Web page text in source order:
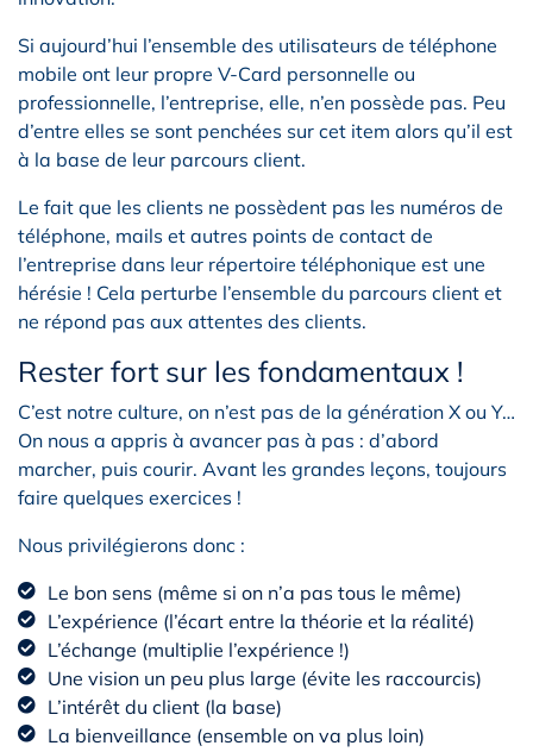
Si aujourd’hui l’ensemble des utilisateurs de téléphone
mobile ont leur propre V-Card personnelle ou
professionnelle, l’entreprise, elle, n’en possède pas. Peu
d’entre elles se sont penchées sur cet item alors qu’il est
à la base de leur parcours client.
Le fait que les clients ne possèdent pas les numéros de
téléphone, mails et autres points de contact de
l’entreprise dans leur répertoire téléphonique est une
hérésie ! Cela perturbe l’ensemble du parcours client et
ne répond pas aux attentes des clients.
Rester fort sur les fondamentaux !
C’est notre culture, on n’est pas de la génération X ou Y…
On nous a appris à avancer pas à pas : d’abord
marcher, puis courir. Avant les grandes leçons, toujours
faire quelques exercices !
Nous privilégierons donc :
Le bon sens (même si on n’a pas tous le même)
L’expérience (l’écart entre la théorie et la réalité)
L’échange (multiplie l’expérience !)
Une vision un peu plus large (évite les raccourcis)
L’intérêt du client (la base)
La bienveillance (ensemble on va plus loin)